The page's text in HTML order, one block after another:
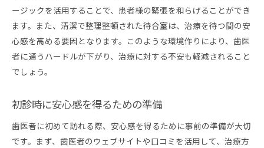
ージックを活用することで、患者様の緊張を和らげることができ
ます。また、清潔で整理整頓された待合室は、治療を待つ間の安
心感を高める要因となります。このような環境作りにより、歯医
者に通うハードルが下がり、治療に対する不安も軽減されること
でしょう。
初診時に安心感を得るための準備
歯医者に初めて訪れる際、安心感を得るために事前の準備が大切
です。まず、歯医者のウェブサイトや口コミを活用して、治療方